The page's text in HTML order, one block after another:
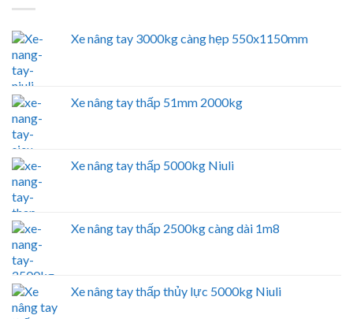
Xe nâng tay 3000kg càng hẹp 550x1150mm
Xe nâng tay thấp 51mm 2000kg
Xe nâng tay thấp 5000kg Niuli
Xe nâng tay thấp 2500kg càng dài 1m8
Xe nâng tay thấp thủy lực 5000kg Niuli